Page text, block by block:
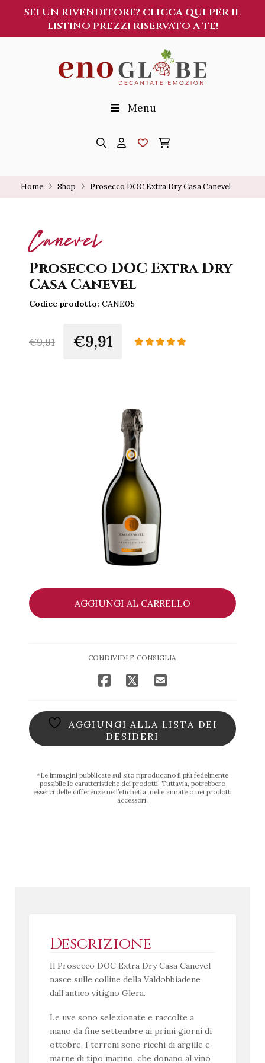
SEI UN RIVENDITORE? CLICCA QUI PER IL
LISTINO PREZZI RISERVATO A TE!
Menu
Home Shop Prosecco DOC Extra Dry Casa Canevel
Canevel
Prosecco DOC Extra Dry
Casa Canevel
Codice prodotto: CANE05
€9,91 €9,91
Prosecco
DOC
Extra
AGGIUNGI AL CARRELLO
CONDIVIDI E CONSIGLIA
AGGIUNGI ALLA LISTA DEI
DESIDERI
*Le immagini pubblicate sul sito riproducono il più fedelmente
possibile le caratteristiche dei prodotti. Tuttavia, potrebbero
esserci delle differenze nell’etichetta, nelle annate o nei prodotti
accessori.
Descrizione
Il Prosecco DOC Extra Dry Casa Canevel
nasce sulle colline della Valdobbiadene
dall’antico vitigno Glera.
Le uve sono selezionate e raccolte a
mano da fine settembre ai primi giorni di
ottobre. I terreni sono ricchi di argille e
marne di tipo marino, che donano al vino